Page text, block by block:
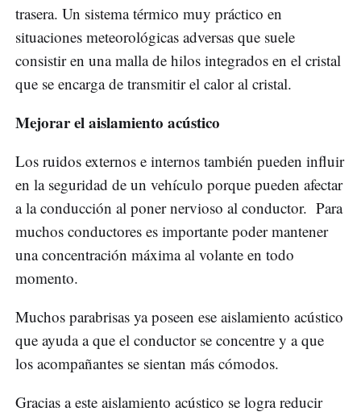
trasera. Un sistema térmico muy práctico en
situaciones meteorológicas adversas que suele
consistir en una malla de hilos integrados en el cristal
que se encarga de transmitir el calor al cristal.
Mejorar el aislamiento acústico
Los ruidos externos e internos también pueden influir
en la seguridad de un vehículo porque pueden afectar
a la conducción al poner nervioso al conductor. Para
muchos conductores es importante poder mantener
una concentración máxima al volante en todo
momento.
Muchos parabrisas ya poseen ese aislamiento acústico
que ayuda a que el conductor se concentre y a que
los acompañantes se sientan más cómodos.
Gracias a este aislamiento acústico se logra reducir